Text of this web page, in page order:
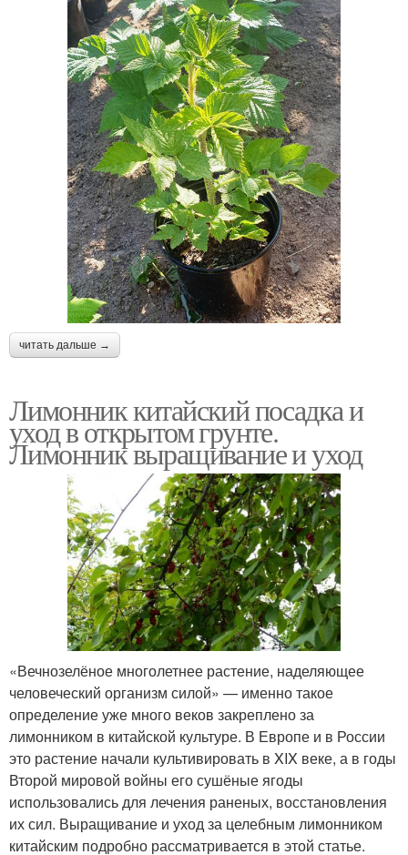
читать дальше →
Лимонник китайский посадка и
уход в открытом грунте.
Лимонник выращивание и уход
«Вечнозелёное многолетнее растение, наделяющее
человеческий организм силой» — именно такое
определение уже много веков закреплено за
лимонником в китайской культуре. В Европе и в России
это растение начали культивировать в XIX веке, а в годы
Второй мировой войны его сушёные ягоды
использовались для лечения раненых, восстановления
их сил. Выращивание и уход за целебным лимонником
китайским подробно рассматривается в этой статье.